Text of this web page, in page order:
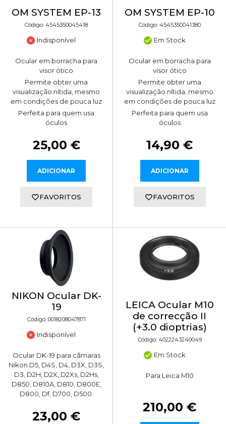
OM SYSTEM EP-13
Código: 4545350045418
Indisponível
Ocular em borracha para
visor ótico
Permite obter uma
visualização nítida, mesmo
em condições de pouca luz
Perfeita para quem usa
óculos
25,00 €
ADICIONAR
FAVORITOS
OM SYSTEM EP-10
Código: 4545350041380
Em Stock
Ocular em borracha para
visor ótico
Permite obter uma
visualização nítida, mesmo
em condições de pouca luz
Perfeita para quem usa
óculos
14,90 €
ADICIONAR
FAVORITOS
NIKON Ocular DK-
19
Código: 0018208047871
Indisponível
Ocular DK-19 para câmaras
Nikon D5, D4S, D4, D3X, D3S,
D3, D2H, D2X, D2Xs, D2Hs,
D850, D810A, D810, D800E,
D800, Df, D700, D500.
23,00 €
LEICA Ocular M10
de correcção II
(+3.0 dioptrias)
Código: 4022243240049
Em Stock
Para Leica M10
210,00 €